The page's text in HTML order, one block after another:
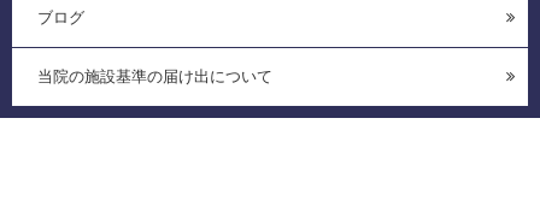
ブログ
当院の施設基準の届け出について